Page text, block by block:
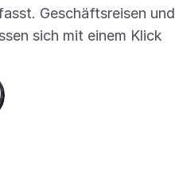
Geschäftsreisen und
sich mit einem Klick